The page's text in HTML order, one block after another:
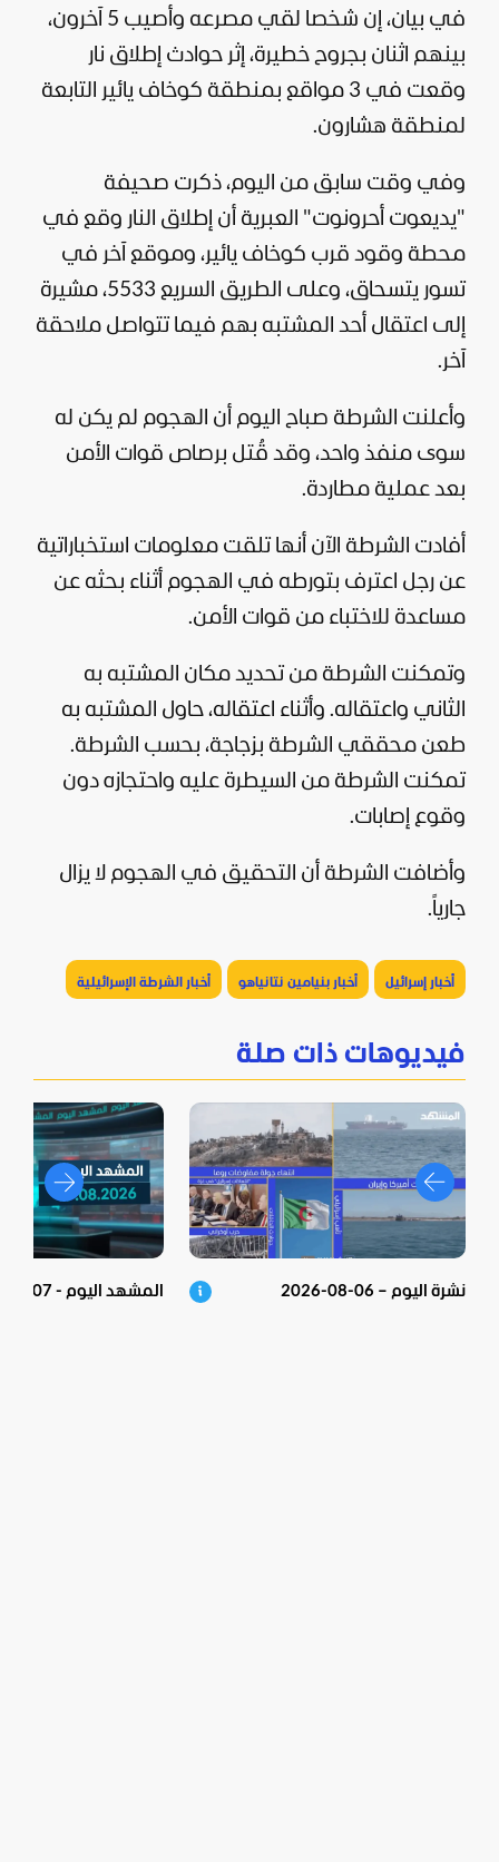
في بيان، إن شخصا لقي مصرعه وأصيب 5 آخرون،
بينهم اثنان بجروح خطيرة، إثر حوادث إطلاق نار
وقعت في 3 مواقع بمنطقة كوخاف يائير التابعة
لمنطقة هشارون.
وفي وقت سابق من اليوم، ذكرت صحيفة
"يديعوت أحرونوت" العبرية أن إطلاق النار وقع في
محطة وقود قرب كوخاف يائير، وموقع آخر في
تسور يتسحاق، وعلى الطريق السريع 5533، مشيرة
إلى اعتقال أحد المشتبه بهم فيما تتواصل ملاحقة
آخر.
وأعلنت الشرطة صباح اليوم أن الهجوم لم يكن له
سوى منفذ واحد، وقد قُتل برصاص قوات الأمن
بعد عملية مطاردة.
أفادت الشرطة الآن أنها تلقت معلومات استخباراتية
عن رجل اعترف بتورطه في الهجوم أثناء بحثه عن
مساعدة للاختباء من قوات الأمن.
وتمكنت الشرطة من تحديد مكان المشتبه به
الثاني واعتقاله. وأثناء اعتقاله، حاول المشتبه به
طعن محققي الشرطة بزجاجة، بحسب الشرطة.
تمكنت الشرطة من السيطرة عليه واحتجازه دون
وقوع إصابات.
وأضافت الشرطة أن التحقيق في الهجوم لا يزال
جارياً.
أخبار إسرائيل أخبار بنيامين نتانياهو أخبار الشرطة الإسرائيلية
فيديوهات ذات صلة
نشرة اليوم – 06-08-2026 المشهد اليوم - 07-08-2026